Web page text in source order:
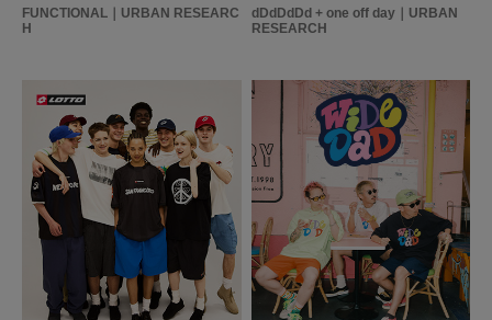
FUNCTIONAL｜URBAN RESEARC
H
dDdDdDd + one off day｜URBAN
RESEARCH